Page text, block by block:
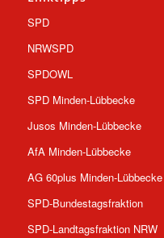
SPD
NRWSPD
SPDOWL
SPD Minden-Lübbecke
Jusos Minden-Lübbecke
AfA Minden-Lübbecke
AG 60plus Minden-Lübbecke
SPD-Bundestagsfraktion
SPD-Landtagsfraktion NRW